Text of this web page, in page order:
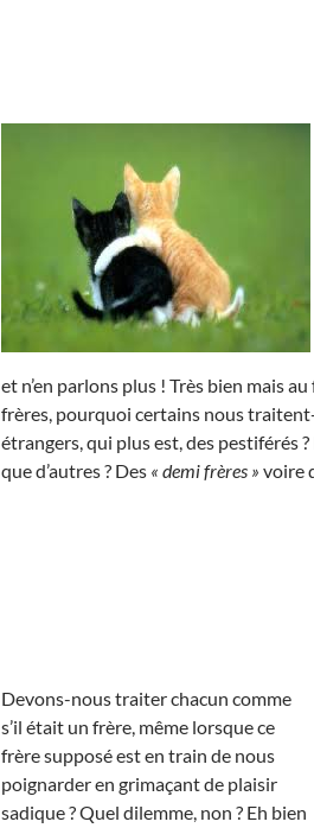
et n’en parlons plus ! Très bien mais
frères, pourquoi certains nous
étrangers, qui plus est, des pestiférés
que d’autres ? Des « demi frères » voire
Devons-nous traiter chacun comme
s’il était un frère, même lorsque ce
frère supposé est en train de nous
poignarder en grimaçant de plaisir
sadique ? Quel dilemme, non ? Eh bien